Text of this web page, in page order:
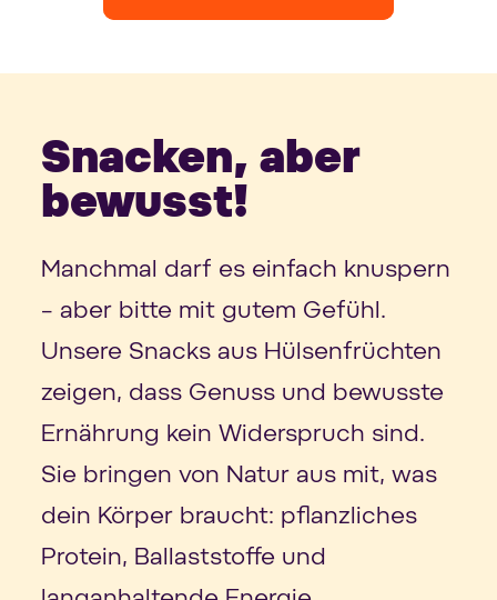
Snacken, aber
bewusst!
Manchmal darf es einfach knuspern
– aber bitte mit gutem Gefühl.
Unsere Snacks aus Hülsenfrüchten
zeigen, dass Genuss und bewusste
Ernährung kein Widerspruch sind.
Sie bringen von Natur aus mit, was
dein Körper braucht: pflanzliches
Protein, Ballaststoffe und